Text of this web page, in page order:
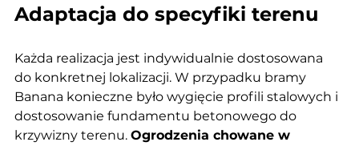
Adaptacja do specyfiki terenu
Każda realizacja jest indywidualnie dostosowana
do konkretnej lokalizacji. W przypadku bramy
Banana konieczne było wygięcie profili stalowych i
dostosowanie fundamentu betonowego do
krzywizny terenu. Ogrodzenia chowane w